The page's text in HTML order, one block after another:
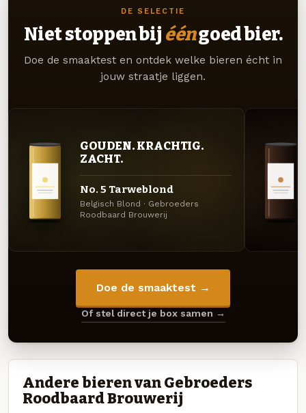
DE SELECTIE
Niet stoppen bij ééngoed bier.
Doe de smaaktest en ontdek welke bieren écht in
jouw straatje liggen.
GOUDEN. KRACHTIG.
ZACHT.
No. 5 Tarweblond
Belgisch Blond · Gebroeders
Roodbaard Brouwerij
Doe de smaaktest →
Of stel direct je box samen →
Andere bieren van Gebroeders
Roodbaard Brouwerij